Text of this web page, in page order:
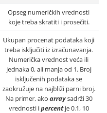
Opseg numeričkih vrednosti
koje treba skratiti i prosečiti.
Ukupan procenat podataka koji
treba isključiti iz izračunavanja.
Numerička vrednost veća ili
jednaka 0, ali manja od 1. Broj
isključenih podataka se
zaokružuje na najbliži parni broj.
Na primer, ako arraysadrži 30
vrednosti ipercentje 0.1, 10